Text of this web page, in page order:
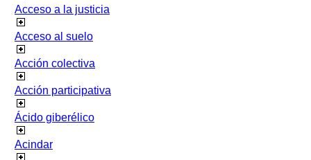
Acceso a la justicia
Acceso al suelo
Acción colectiva
Acción participativa
Ácido giberélico
Acindar